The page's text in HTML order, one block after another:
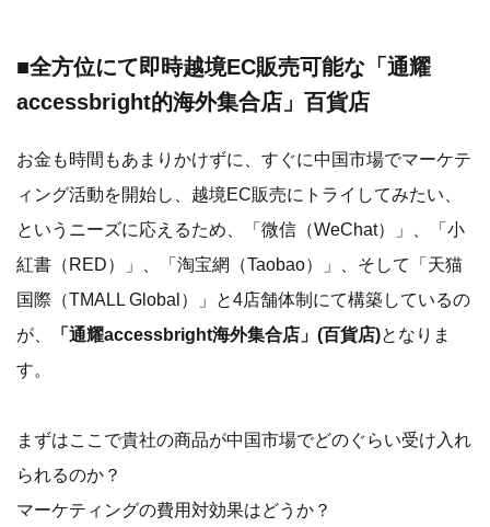
■全方位にて即時越境EC販売可能な「通耀
accessbright的海外集合店」百貨店
お金も時間もあまりかけずに、すぐに中国市場でマーケテ
ィング活動を開始し、越境EC販売にトライしてみたい、
というニーズに応えるため、「微信（WeChat）」、「小
紅書（RED）」、「淘宝網（Taobao）」、そして「天猫
国際（TMALL Global）」と4店舗体制にて構築しているの
が、
「通耀accessbright海外集合店」(百貨店)となりま
す。
まずはここで貴社の商品が中国市場でどのぐらい受け入れ
られるのか？
マーケティングの費用対効果はどうか？